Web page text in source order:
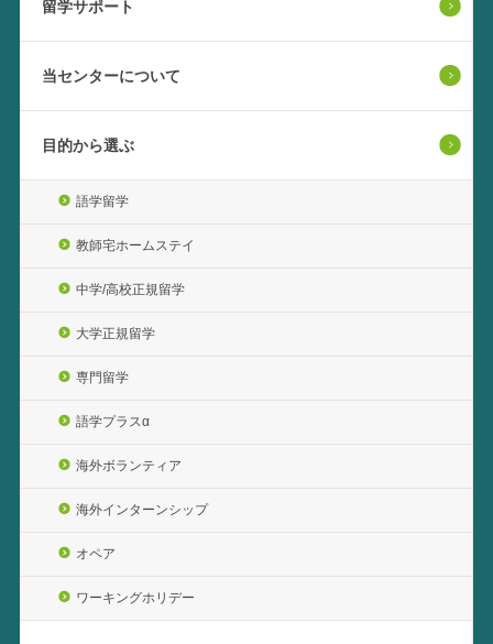
留学サポート
当センターについて
目的から選ぶ
語学留学
教師宅ホームステイ
中学/高校正規留学
大学正規留学
専門留学
語学プラスα
海外ボランティア
海外インターンシップ
オペア
ワーキングホリデー